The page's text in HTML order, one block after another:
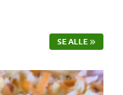
SE ALLE